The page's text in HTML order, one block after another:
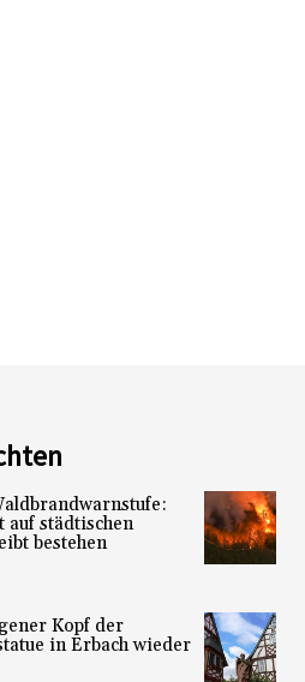
auf städtischen
bestehen
Kopf der
in Erbach wieder